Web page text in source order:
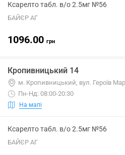
Ксарелто табл. в/о 2.5мг №56
БАЙЄР АГ
1096.00 грн
Кропивницький 14
м. Кропивницький, вул. Героїв
Пн-Нд: 08:00-20:30
На мапі
Ксарелто табл. в/о 2.5мг №56
БАЙЄР АГ